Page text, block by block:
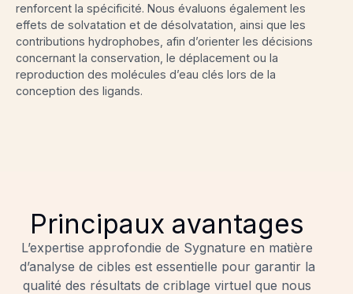
renforcent la spécificité. Nous évaluons également les
effets de solvatation et de désolvatation, ainsi que les
contributions hydrophobes, afin d’orienter les décisions
concernant la conservation, le déplacement ou la
reproduction des molécules d’eau clés lors de la
conception des ligands.
Principaux avantages
L’expertise approfondie de Sygnature en matière
d’analyse de cibles est essentielle pour garantir la
qualité des résultats de criblage virtuel que nous